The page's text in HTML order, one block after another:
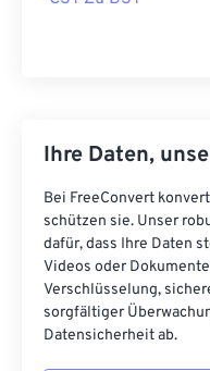
Ihre Daten,
Bei FreeConvert
schützen sie. Unser
dafür, dass Ihre Daten
Videos oder
Verschlüsselung,
sorgfältiger
Datensicherheit ab.